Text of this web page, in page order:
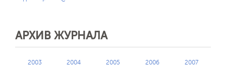
АРХИВ ЖУРНАЛА
2003 2004 2005 2006 2007